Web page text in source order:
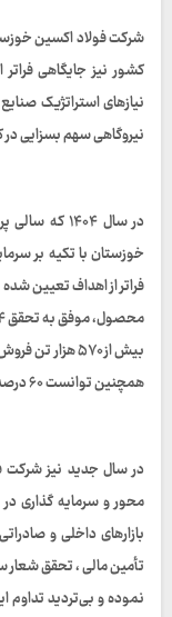
شرکت فولاد اکسین
کشور نیز جایگاهی
نیازهای استراتژیک
نیروگاهی سهم بسزایی
در سال ۱۴۰۴
خوزستان با تکیه بر
همچنین توانست ۶۰ درصد بیشتر از سال قبل صادرات محصول داشته باشد.
در سال جدید نیز شرکت
محور و سرمایه‌ گذاری
بازارهای داخلی و
تأمین مالی ، تحقق شعار
نموده و بی‌تردید